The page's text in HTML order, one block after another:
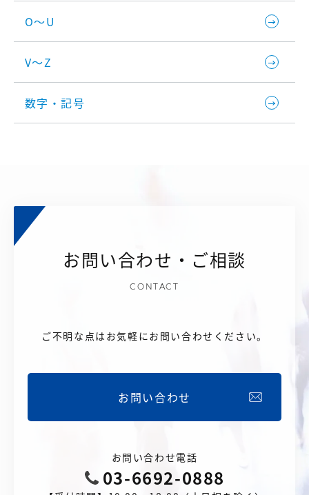
O～U
V～Z
数字・記号
お問い合わせ・ご相談
CONTACT
ご不明な点はお気軽にお問い合わせください。
お問い合わせ
お問い合わせ電話
03-6692-0888